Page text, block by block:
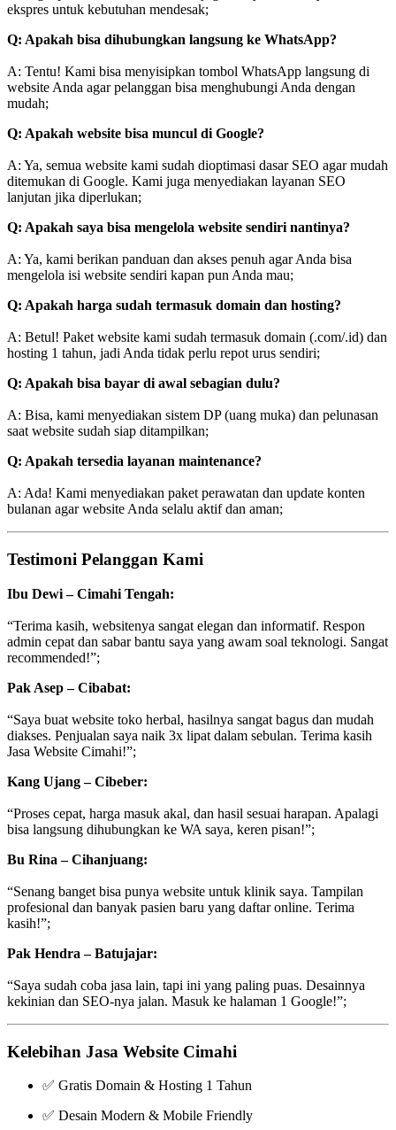
ekspres untuk kebutuhan mendesak;
Q: Apakah bisa dihubungkan langsung ke WhatsApp?
A: Tentu! Kami bisa menyisipkan tombol WhatsApp langsung di
website Anda agar pelanggan bisa menghubungi Anda dengan
mudah;
Q: Apakah website bisa muncul di Google?
A: Ya, semua website kami sudah dioptimasi dasar SEO agar mudah
ditemukan di Google. Kami juga menyediakan layanan SEO
lanjutan jika diperlukan;
Q: Apakah saya bisa mengelola website sendiri nantinya?
A: Ya, kami berikan panduan dan akses penuh agar Anda bisa
mengelola isi website sendiri kapan pun Anda mau;
Q: Apakah harga sudah termasuk domain dan hosting?
A: Betul! Paket website kami sudah termasuk domain (.com/.id) dan
hosting 1 tahun, jadi Anda tidak perlu repot urus sendiri;
Q: Apakah bisa bayar di awal sebagian dulu?
A: Bisa, kami menyediakan sistem DP (uang muka) dan pelunasan
saat website sudah siap ditampilkan;
Q: Apakah tersedia layanan maintenance?
A: Ada! Kami menyediakan paket perawatan dan update konten
bulanan agar website Anda selalu aktif dan aman;
Testimoni Pelanggan Kami
Ibu Dewi – Cimahi Tengah:
“Terima kasih, websitenya sangat elegan dan informatif. Respon
admin cepat dan sabar bantu saya yang awam soal teknologi. Sangat
recommended!”;
Pak Asep – Cibabat:
“Saya buat website toko herbal, hasilnya sangat bagus dan mudah
diakses. Penjualan saya naik 3x lipat dalam sebulan. Terima kasih
Jasa Website Cimahi!”;
Kang Ujang – Cibeber:
“Proses cepat, harga masuk akal, dan hasil sesuai harapan. Apalagi
bisa langsung dihubungkan ke WA saya, keren pisan!”;
Bu Rina – Cihanjuang:
“Senang banget bisa punya website untuk klinik saya. Tampilan
profesional dan banyak pasien baru yang daftar online. Terima
kasih!”;
Pak Hendra – Batujajar:
“Saya sudah coba jasa lain, tapi ini yang paling puas. Desainnya
kekinian dan SEO-nya jalan. Masuk ke halaman 1 Google!”;
Kelebihan Jasa Website Cimahi
✅ Gratis Domain & Hosting 1 Tahun
✅ Desain Modern & Mobile Friendly